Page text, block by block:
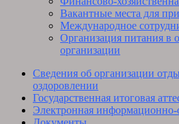
Вакантные места для
Международное
Организация питания в
организации
Сведения об организации
оздоровлении
Государственная итоговая
Электронная информационно-